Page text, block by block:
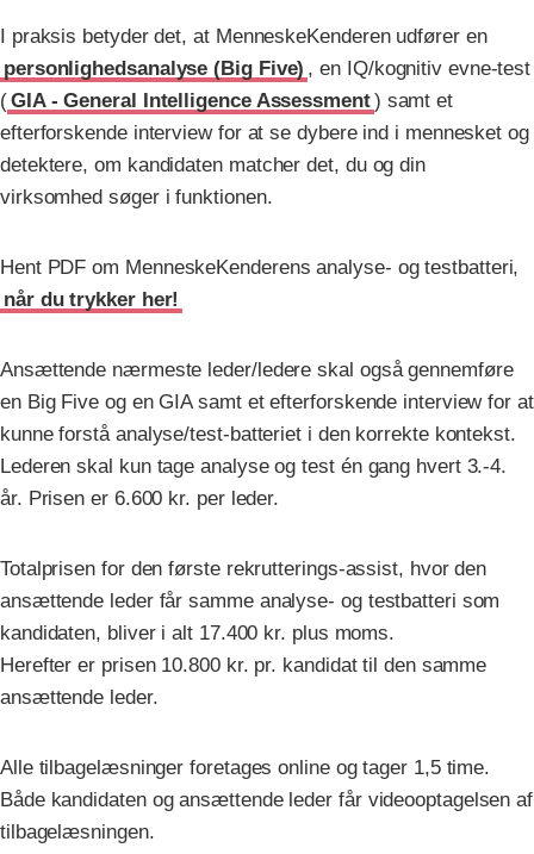
I praksis betyder det, at MenneskeKenderen udfører en
personlighedsanalyse (Big Five) , en IQ/kognitiv evne-test
(GIA - General Intelligence Assessment) samt et
efterforskende interview for at se dybere ind i mennesket og
detektere, om kandidaten matcher det, du og din
virksomhed søger i funktionen.
Hent PDF om MenneskeKenderens analyse- og testbatteri,
når du trykker her!
Ansættende nærmeste leder/ledere skal også gennemføre
en Big Five og en GIA samt et efterforskende interview for at
kunne forstå analyse/test-batteriet i den korrekte kontekst.
Lederen skal kun tage analyse og test én gang hvert 3.-4.
år. Prisen er 6.600 kr. per leder.
Totalprisen for den første rekrutterings-assist, hvor den
ansættende leder får samme analyse- og testbatteri som
kandidaten, bliver i alt 17.400 kr. plus moms.
Herefter er prisen 10.800 kr. pr. kandidat til den samme
ansættende leder.
Alle tilbagelæsninger foretages online og tager 1,5 time.
Både kandidaten og ansættende leder får videooptagelsen af
tilbagelæsningen.